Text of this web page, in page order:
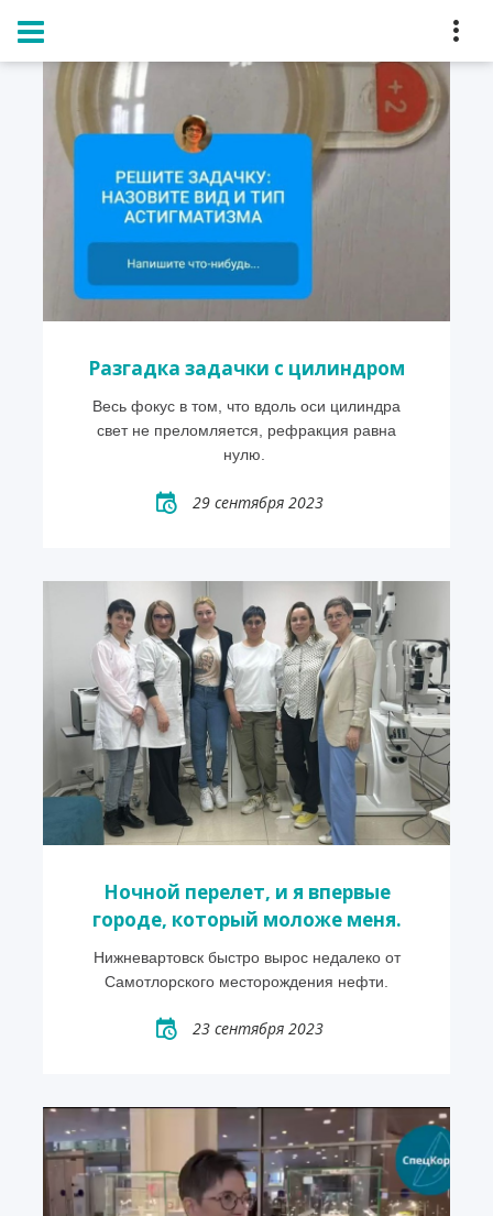
Разгадка задачки с цилиндром
Весь фокус в том, что вдоль оси цилиндра
свет не преломляется, рефракция равна
нулю.
29 сентября 2023
Ночной перелет, и я впервые
городе, который моложе меня.
Нижневартовск быстро вырос недалеко от
Самотлорского месторождения нефти.
23 сентября 2023